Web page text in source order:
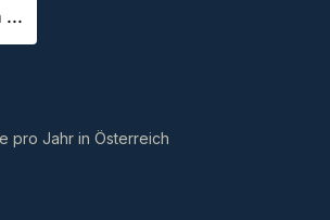
...
pro Jahr in Österreich